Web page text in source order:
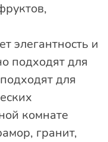
элегантность и
подходят для
для
комнате
гранит,